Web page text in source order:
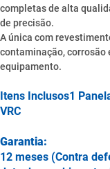
completas de alta
de precisão.
A única com
contaminação, corrosão
equipamento.
Itens Inclusos1
VRC
Garantia:
12 meses (Contra